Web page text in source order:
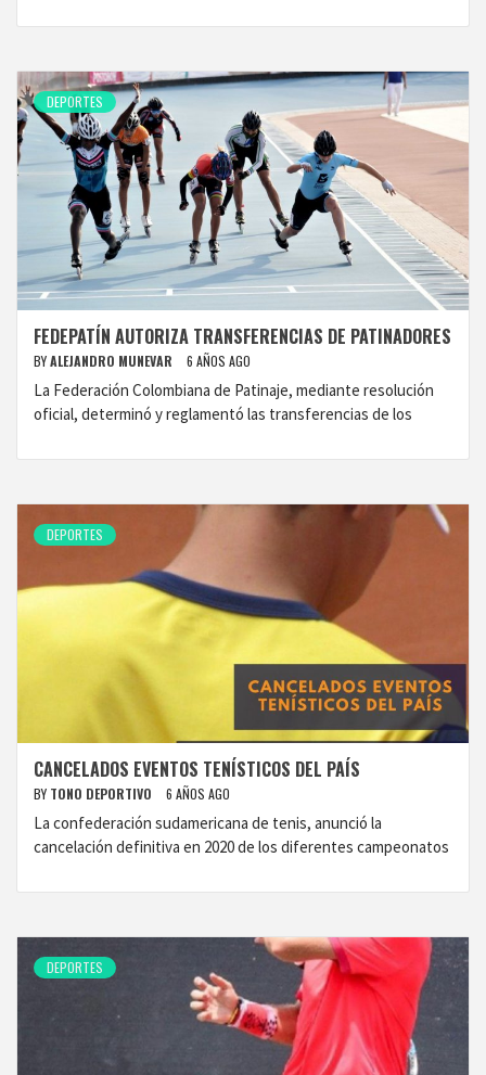
DEPORTES
FEDEPATÍN AUTORIZA TRANSFERENCIAS DE PATINADORES
BYALEJANDRO MUNEVAR 6 AÑOS AGO
La Federación Colombiana de Patinaje, mediante resolución
oficial, determinó y reglamentó las transferencias de los
DEPORTES
CANCELADOS EVENTOS TENÍSTICOS DEL PAÍS
BY TONO DEPORTIVO 6 AÑOS AGO
La confederación sudamericana de tenis, anunció la
cancelación definitiva en 2020 de los diferentes campeonatos
DEPORTES